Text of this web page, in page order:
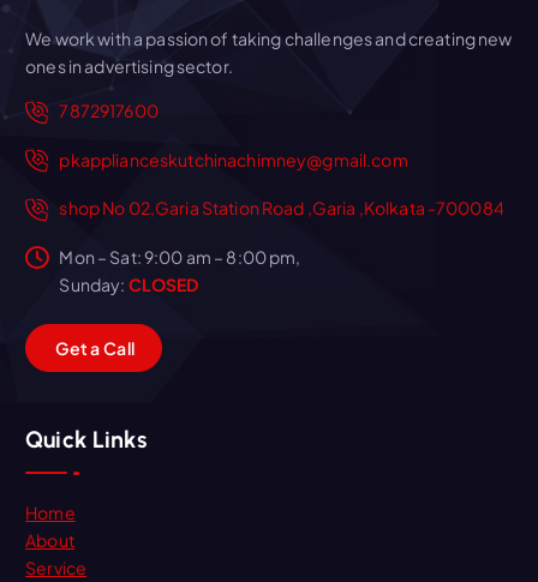
We work with a passion of taking challenges and creating new
ones in advertising sector.
7872917600
pkapplianceskutchinachimney@gmail.com
shop No 02,Garia Station Road ,Garia ,Kolkata -700084
Mon – Sat: 9:00 am – 8:00 pm,
Sunday: CLOSED
GetaCall
Quick Links
Home
About
Service